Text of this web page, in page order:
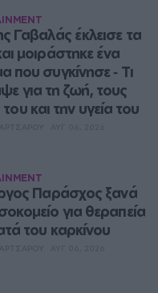
Γαβαλάς έκλεισε τα
μοιράστηκε ένα
που συγκίνησε ‑ Τι
για τη ζωή, τους
του και την υγεία του
Παράσχος ξανά
για θεραπεία
του καρκίνου